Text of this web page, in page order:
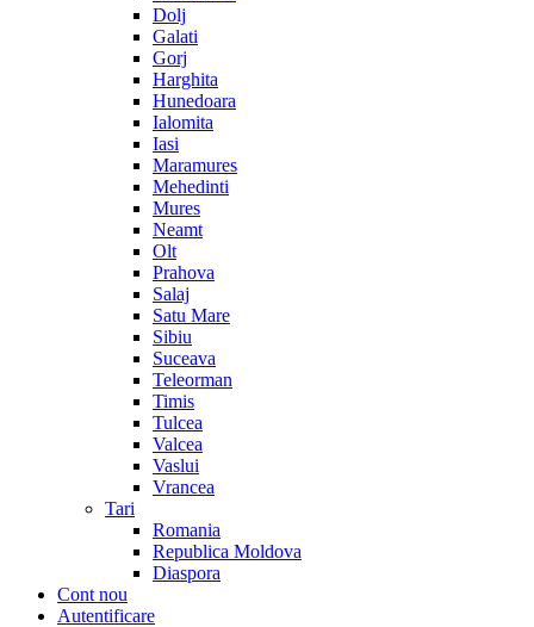
Dolj
Galati
Gorj
Harghita
Hunedoara
Ialomita
Iasi
Maramures
Mehedinti
Mures
Neamt
Olt
Prahova
Salaj
Satu Mare
Sibiu
Suceava
Teleorman
Timis
Tulcea
Valcea
Vaslui
Vrancea
Tari
Romania
Republica Moldova
Diaspora
Cont nou
Autentificare